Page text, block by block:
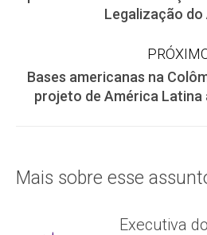
Legalização
Bases americanas na
projeto de América
Mais sobre esse
Executiva